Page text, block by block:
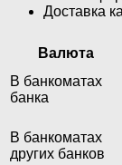
Доставка
Валюта
В банкоматах
банка
В банкоматах
других банков